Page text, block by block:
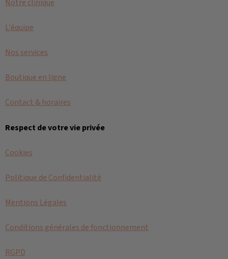
Notre clinique
L'équipe
Nos services
Boutique en ligne
Contact & horaires
Respect de votre vie privée
Cookies
Politique de Confidentialité
Mentions Légales
Conditions générales de fonctionnement
RGPD